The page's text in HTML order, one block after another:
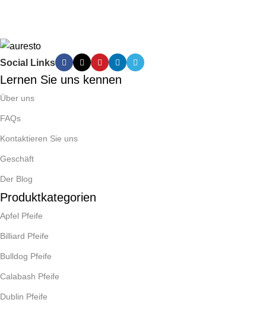
Social Links
Lernen Sie uns kennen
Über uns
FAQs
Kontaktieren Sie uns
Geschäft
Der Blog
Produktkategorien
Apfel Pfeife
Billiard Pfeife
Bulldog Pfeife
Calabash Pfeife
Dublin Pfeife